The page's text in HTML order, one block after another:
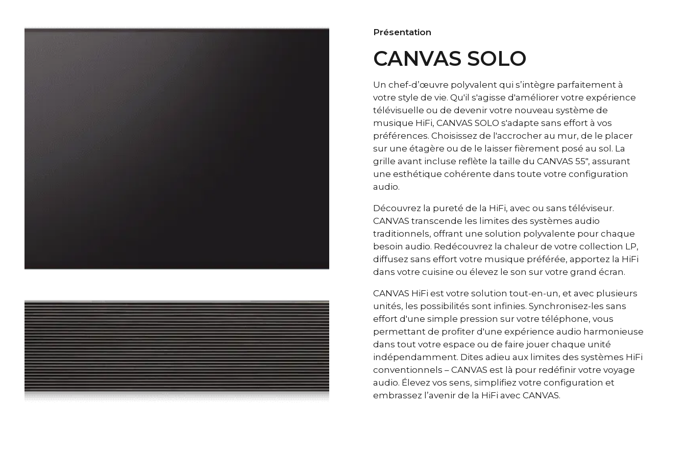
aux barres de son traditionnelles, alors que l’amplificateur de celles-
Un grand nombre de facteurs entrent en jeu ici, mais un facteur
essentiel est que CANVAS dispose d'un gigantesque volume
acoustique effectif de 23 litres en combinaison avec 2 unités de
graves/médiums de 6,5" et 2 HP Passifs de 5x8", ce qui donne une
surface d’émission de 59,2 cm2 qui correspond à une unité de 12".
CANVAS HiFi est donc très efficace et joue plus fort et avec plus de
basses que les barres de son traditionnelles.
Burr-Brown 24 bits / 192 kHz
RÉPONSE EN FRÉQUENCE 30 Hz - 20.000 Hz
RAPPORT SIGNAL/BRUIT
10 KHz >105 dB
100 Hz <0,04 %
1 KHz <0,04 %
10 KHz <0,05 %
CORRECTION ACOUSTIQUE
DE PIÈCE
Via l'application iOS, utilise le microphone intégré de l'iPhone ou le
Zen Mic en option
CONNECTIVITÉ
HDMI eARC, Toslink, Analog, Apple AirPlay 2 (multi-room), Google
Cast (multiroom), Roon, Tidal, Spotify Connect, DLNA.
De plus, l’entrée est activée automatiquement via l'unité de
contrôle qui peut être masquée dans CANVAS pour la connexion
avec les systèmes de contrôle existants tels que l'application
Sonos, Bluetooth, l'application B&O, Bluesound, HEOS,
Présentation
CANVAS SOLO
Un chef-d’œuvre polyvalent qui s’intègre parfaitement à
votre style de vie. Qu'il s'agisse d'améliorer votre expérience
télévisuelle ou de devenir votre nouveau système de
musique HiFi, CANVAS SOLO s'adapte sans effort à vos
préférences. Choisissez de l'accrocher au mur, de le placer
sur une étagère ou de le laisser fièrement posé au sol. La
grille avant incluse reflète la taille du CANVAS 55", assurant
une esthétique cohérente dans toute votre configuration
audio.
Découvrez la pureté de la HiFi, avec ou sans téléviseur.
CANVAS transcende les limites des systèmes audio
traditionnels, offrant une solution polyvalente pour chaque
besoin audio. Redécouvrez la chaleur de votre collection LP,
diffusez sans effort votre musique préférée, apportez la HiFi
dans votre cuisine ou élevez le son sur votre grand écran.
CANVAS HiFi est votre solution tout-en-un, et avec plusieurs
unités, les possibilités sont infinies. Synchronisez-les sans
effort d'une simple pression sur votre téléphone, vous
permettant de profiter d'une expérience audio harmonieuse
dans tout votre espace ou de faire jouer chaque unité
indépendamment. Dites adieu aux limites des systèmes HiFi
conventionnels – CANVAS est là pour redéfinir votre voyage
audio. Élevez vos sens, simplifiez votre configuration et
embrassez l’avenir de la HiFi avec CANVAS.